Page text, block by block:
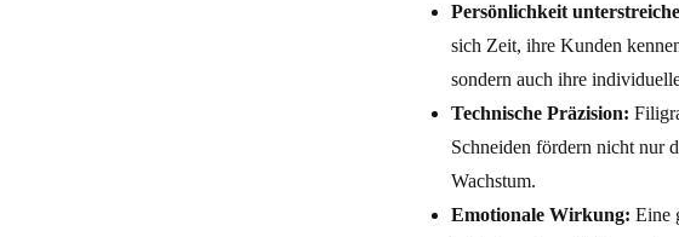
Persönlichkeit
sich Zeit, ihre Kunden
sondern auch ihre
Technische Präzision:
Schneiden fördern nicht nur
Wachstum.
Emotionale Wirkung: Eine